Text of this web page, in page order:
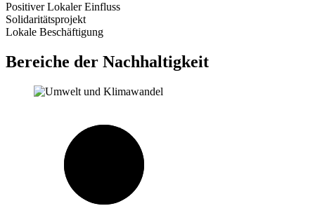
Positiver Lokaler Einfluss
Solidaritätsprojekt
Lokale Beschäftigung
Bereiche der Nachhaltigkeit